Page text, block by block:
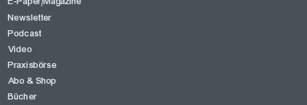
Newsletter
Podcast
Video
Praxisbörse
Abo & Shop
Bücher